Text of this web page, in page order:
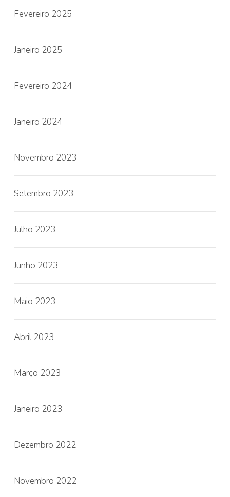
Fevereiro 2025
Janeiro 2025
Fevereiro 2024
Janeiro 2024
Novembro 2023
Setembro 2023
Julho 2023
Junho 2023
Maio 2023
Abril 2023
Março 2023
Janeiro 2023
Dezembro 2022
Novembro 2022